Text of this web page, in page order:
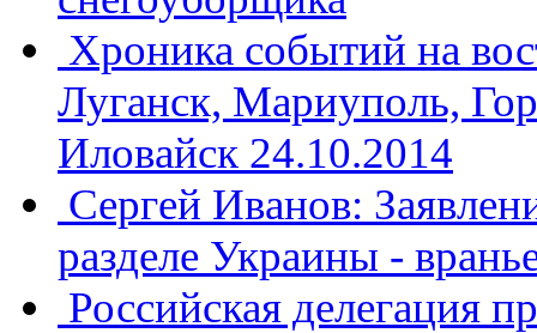
Хроника событий на
Луганск, Мариуполь,
Иловайск 24.10.2014
Сергей Иванов:
разделе Украины -
​Российская делегация